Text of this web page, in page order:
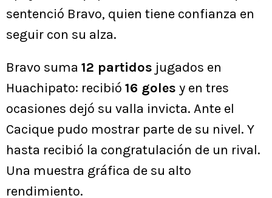
sentenció Bravo, quien tiene confianza en
seguir con su alza.
Bravo suma 12 partidos jugados en
Huachipato: recibió 16 goles y en tres
ocasiones dejó su valla invicta. Ante el
Cacique pudo mostrar parte de su nivel. Y
hasta recibió la congratulación de un rival.
Una muestra gráfica de su alto
rendimiento.